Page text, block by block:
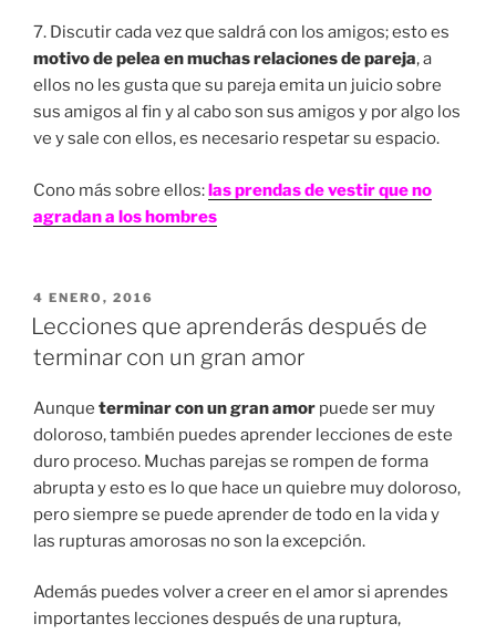
7. Discutir cada vez que saldrá con los amigos; esto es
motivo de pelea en muchas relaciones de pareja, a
ellos no les gusta que su pareja emita un juicio sobre
sus amigos al fin y al cabo son sus amigos y por algo los
ve y sale con ellos, es necesario respetar su espacio.
Cono más sobre ellos:las prendas de vestir que no
agradan a los hombres
PUBLICADO
EN
4 ENERO, 2016
Lecciones que aprenderás después de
terminar con un gran amor
Aunque terminar con un gran amor puede ser muy
doloroso, también puedes aprender lecciones de este
duro proceso. Muchas parejas se rompen de forma
abrupta y esto es lo que hace un quiebre muy doloroso,
pero siempre se puede aprender de todo en la vida y
las rupturas amorosas no son la excepción.
Además puedes volver a creer en el amor si aprendes
importantes lecciones después de una ruptura,